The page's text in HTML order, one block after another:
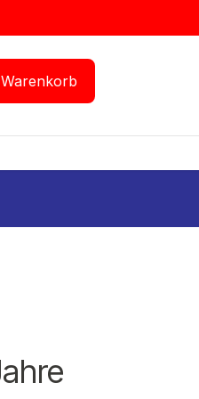
Warenkorb